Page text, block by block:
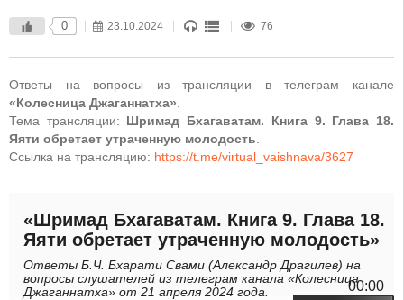
0 23.10.2024 76
Ответы на вопросы из трансляции в телеграм канале
«Колесница Джаганнатха»
Тема трансляции: Шримад Бхагаватам. Книга 9. Глава 18.
Яяти обретает утраченную молодость
Ссылка на трансляцию: https://t.me/virtual_vaishnava/3627
«Шримад Бхагаватам. Книга 9. Глава 18.
Яяти обретает утраченную молодость»
Ответы Б.Ч. Бхарати Свами (Александр Драгилев) на
вопросы слушателей из телеграм канала «Колесница
Джаганнатха» от 21 апреля 2024 года.
00:00